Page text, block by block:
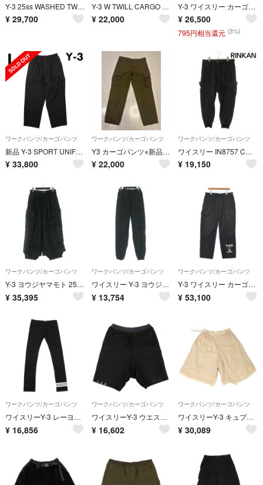
Y-3 25ss WASHED TWILL CARGO PANTS BLACK サイズXS JD3523
¥ 29,700
Y-3 W TWILL CARGO PANTS BLACK サイズ2XS IN4399
¥ 22,000
Y-3 ワイスリー カーゴパンツ サイズ:XL IN8751/XLサイズ ブラック メンズ / 240001204458
¥ 26,500
795円相当還元 (3%)
ワークパンツ/カーゴパンツ
新品 Y-3 SPORT UNIFORM CARGO PANTS
¥ 33,800
ワークパンツ/カーゴパンツ
Y3 カーゴパンツ⭐︎新品未使用⭐︎ワイスリー
¥ 22,000
ワークパンツ/カーゴパンツ
ワイスリー IN8757 CRINKLE NYLON CUFFED PANTS クリンクルナイロンジョガーカーゴロングパンツ メンズ L
¥ 19,150
ワークパンツ/カーゴパンツ
Y-3 ヨウジヤマモト 25SS ツイル カーゴパンツ サルエル XS ブラック
¥ 35,395
ワークパンツ/カーゴパンツ
ワイスリー Y-3 ヨウジヤマモト ライトシェル ランニングパンツ M ブラック
¥ 13,754
ワークパンツ/カーゴパンツ
Y-3 ワイスリー カーゴパンツ XL 黒 【古着】【中古】【送料無料】
¥ 53,100
ワークパンツ/カーゴパンツ
ワイスリーY-3 レーヨンナイロンストレッチレギンスパンツ 黒白M
¥ 16,856
ワークパンツ/カーゴパンツ
ワイスリーY-3 ウエストレイヤードバックスリーストライプショートパンツ 黒XS
¥ 16,602
ワークパンツ/カーゴパンツ
ワイスリーY-3 キュプラフロントハーフラップクロップドパンツ ベージュL
¥ 30,089